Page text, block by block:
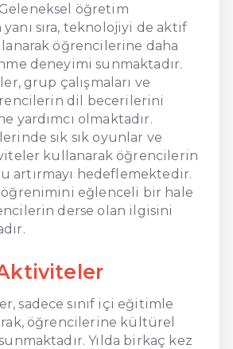
öğretim
sıra, teknolojiyi de aktif
öğrencilerine daha
deneyimi sunmaktadır.
grup çalışmaları ve
dil becerilerini
yardımcı olmaktadır.
sık sık oyunlar ve
kullanarak öğrencilerin
artırmayı hedeflemektedir.
öğrenimini eğlenceli bir hale
derse olan ilgisini
sadece sınıf içi eğitimle
öğrencilerine kültürel
Yılda birkaç kez